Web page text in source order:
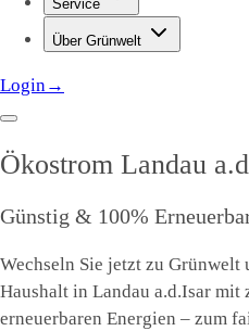
Service
Über Grünwelt
Login→
Ökostrom Landau
Günstig & 100%
Wechseln Sie jetzt zu Grünwelt
Haushalt in Landau a.d.Isar
erneuerbaren Energien – zum